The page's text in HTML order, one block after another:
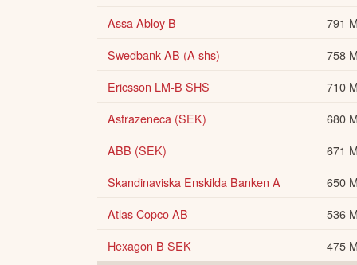
Assa Abloy B
791
Swedbank AB (A shs)
758
Ericsson LM-B SHS
710
Astrazeneca (SEK)
680
ABB (SEK)
671
Skandinaviska Enskilda Banken A
650
Atlas Copco AB
536
Hexagon B SEK
475